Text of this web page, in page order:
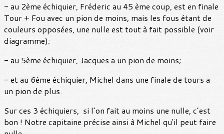
- au 2ème échiquier, Fréderic au 45 ème coup, est en finale
Tour + Fou avec un pion de moins, mais les fous étant de
couleurs opposées, une nulle est tout à fait possible (voir
diagramme);
- au 5ème échiquier, Jacques a un pion de moins;
- et au 6ème échiquier, Michel dans une finale de tours a
un pion de plus.
Sur ces 3 échiquiers, si l’on fait au moins une nulle, c’est
bon ! Notre capitaine précise ainsi à Michel qu'il peut faire